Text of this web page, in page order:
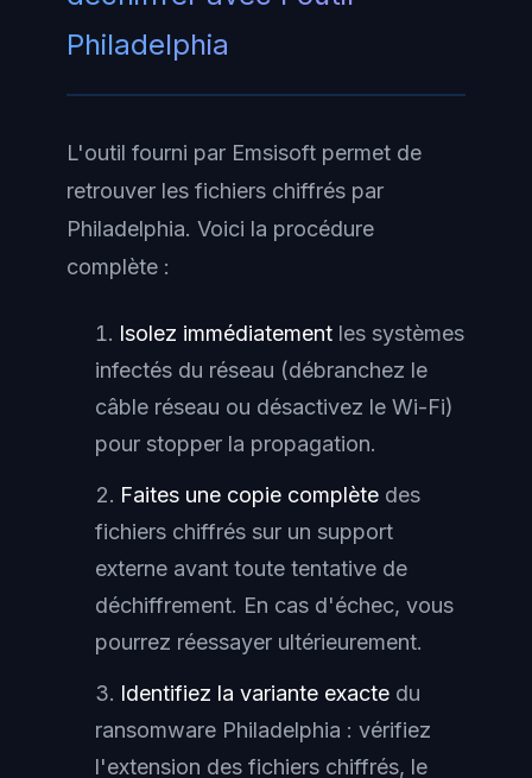
Philadelphia
L'outil fourni par Emsisoft permet de
retrouver les fichiers chiffrés par
Philadelphia. Voici la procédure
complète :
Isolez immédiatement les systèmes
infectés du réseau (débranchez le
câble réseau ou désactivez le Wi-Fi)
pour stopper la propagation.
Faites une copie complète des
fichiers chiffrés sur un support
externe avant toute tentative de
déchiffrement. En cas d'échec, vous
pourrez réessayer ultérieurement.
Identifiez la variante exacte du
ransomware Philadelphia : vérifiez
l'extension des fichiers chiffrés, le